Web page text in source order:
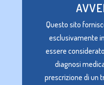
Questo sito
esclusivamente
essere
diagnosi
prescrizione di un